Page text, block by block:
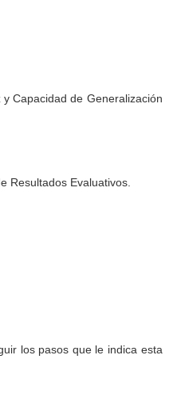
Capacidad de Generalización
Resultados Evaluativos.
los pasos que le indica esta